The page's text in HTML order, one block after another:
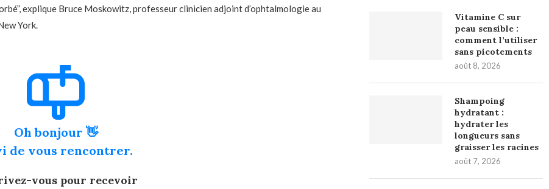
explique Bruce Moskowitz, professeur clinicien adjoint d’ophtalmologie au
York.
Oh bonjour 👋
de vous rencontrer.
vous pour recevoir
Vitamine C sur
peau sensible :
comment l’utiliser
sans picotements
août 8, 2026
Shampoing
hydratant :
hydrater les
longueurs sans
graisser les racines
août 7, 2026